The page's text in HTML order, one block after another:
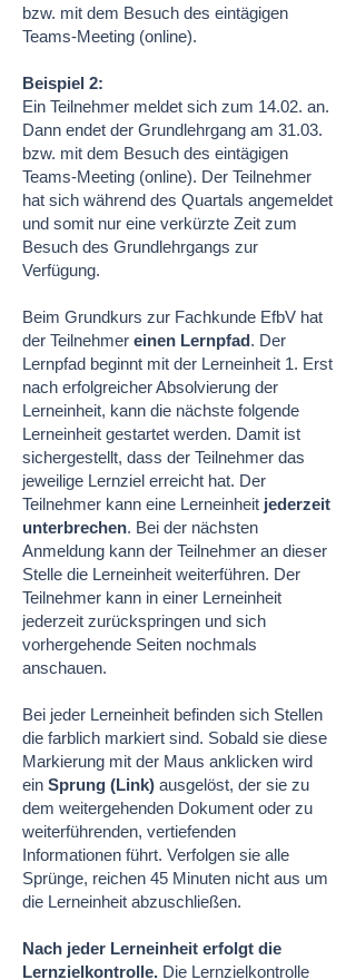
bzw. mit dem Besuch des eintägigen
Teams-Meeting (online).
Beispiel 2:
Ein Teilnehmer meldet sich zum 14.02. an.
Dann endet der Grundlehrgang am 31.03.
bzw. mit dem Besuch des eintägigen
Teams-Meeting (online). Der Teilnehmer
hat sich während des Quartals angemeldet
und somit nur eine verkürzte Zeit zum
Besuch des Grundlehrgangs zur
Verfügung.
Beim Grundkurs zur Fachkunde EfbV hat
der Teilnehmer einen Lernpfad. Der
Lernpfad beginnt mit der Lerneinheit 1. Erst
nach erfolgreicher Absolvierung der
Lerneinheit, kann die nächste folgende
Lerneinheit gestartet werden. Damit ist
sichergestellt, dass der Teilnehmer das
jeweilige Lernziel erreicht hat. Der
Teilnehmer kann eine Lerneinheit jederzeit
unterbrechen. Bei der nächsten
Anmeldung kann der Teilnehmer an dieser
Stelle die Lerneinheit weiterführen. Der
Teilnehmer kann in einer Lerneinheit
jederzeit zurückspringen und sich
vorhergehende Seiten nochmals
anschauen.
Bei jeder Lerneinheit befinden sich Stellen
die farblich markiert sind. Sobald sie diese
Markierung mit der Maus anklicken wird
ein Sprung (Link) ausgelöst, der sie zu
dem weitergehenden Dokument oder zu
weiterführenden, vertiefenden
Informationen führt. Verfolgen sie alle
Sprünge, reichen 45 Minuten nicht aus um
die Lerneinheit abzuschließen.
Nach jeder Lerneinheit erfolgt die
Lernzielkontrolle. Die Lernzielkontrolle